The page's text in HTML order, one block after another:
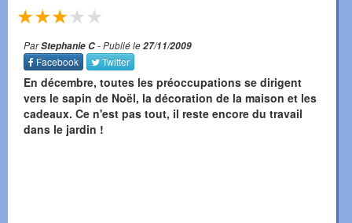
★
★
★
★
★
ParStephanie C- Publié le27/11/2009
Facebook
Twitter
En décembre, toutes les préoccupations se dirigent
vers le sapin de Noël, la décoration de la maison et les
cadeaux. Ce n'est pas tout, il reste encore du travail
dans le jardin !